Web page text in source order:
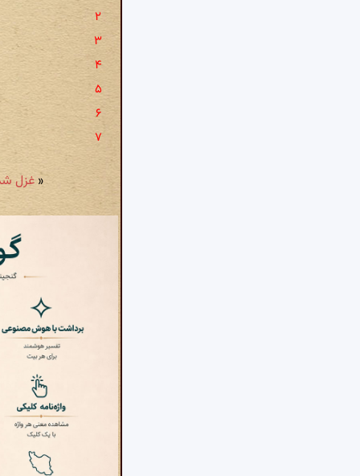
« غزل شمارهٔ ۵۷۲: کرمش